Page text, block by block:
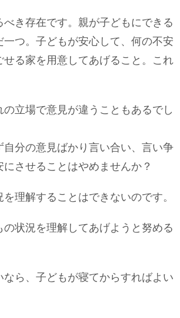
猫が脱走した夢を見たら、こんな意味かもし
せんよ！
き存在です。親が子どもにできる
一つ。子どもが安心して、何の不安
せる家を用意してあげること。これ
の立場で意見が違うこともあるでし
自分の意見ばかり言い合い、言い争
させることはやめませんか？
理解することはできないのです。
の状況を理解してあげようと努める
なら、子どもが寝てからすればよい